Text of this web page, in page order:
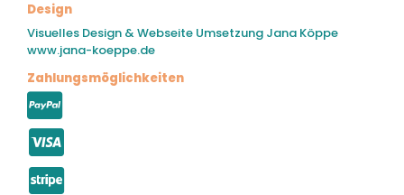
Design
Visuelles Design & Webseite Umsetzung Jana Köppe
www.jana-koeppe.de
Zahlungsmöglichkeiten